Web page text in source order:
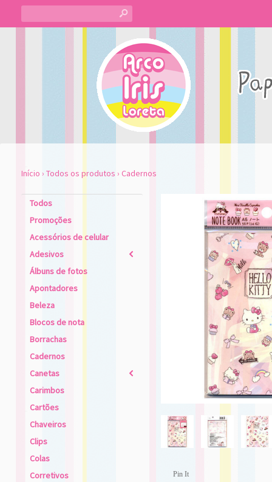
s
Início › Todos os produtos › Cadernos
Todos
Promoções
Acessórios de celular
Adesivos
2
Álbuns de fotos
Apontadores
Beleza
Blocos de nota
Borrachas
Cadernos
Canetas
2
Carimbos
Cartões
Chaveiros
Clips
Colas
Corretivos
Pin It